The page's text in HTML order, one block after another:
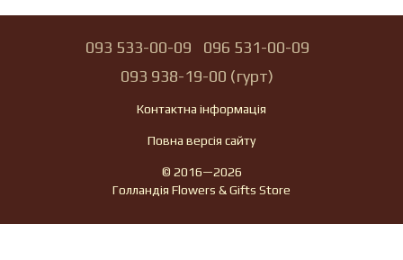
093 533-00-09
096 531-00-09
093 938-19-00 (гурт)
Контактна інформація
Повна версія сайту
© 2016—2026
Голландія Flowers & Gifts Store